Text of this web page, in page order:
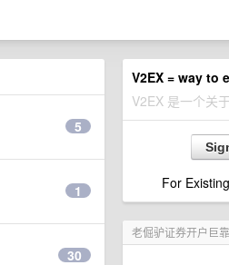
V2EX = way to
V2EX 是一个关
For
老倔驴证券开户巨
5
1
30